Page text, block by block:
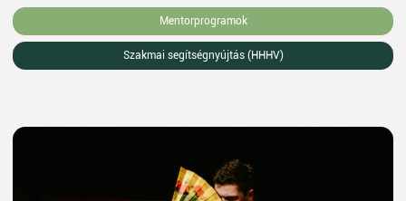
Mentorprogramok
Szakmai segítségnyújtás (HHHV)